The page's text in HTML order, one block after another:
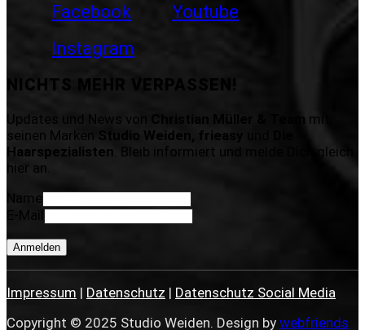
Facebook
Youtube
Instagram
NICHTS MEHR VERPASSEN!
Updates und News von Christian Müller & Team mit
seinen Marken
Studio Weiden, frieasy
Haarspezialisten . Bleib informiert und melde Dich gleich
hier an.
Name
Anmelden
Impressum | Datenschutz | Datenschutz Social Media
Copyright © 2025 Studio Weiden. Design by webfriends